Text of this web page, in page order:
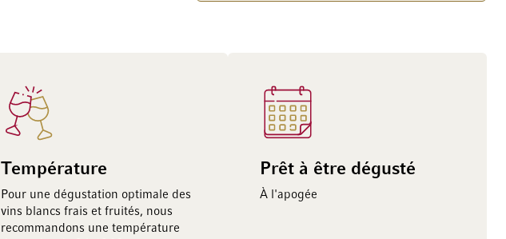
Température
Pour une dégustation optimale des
vins blancs frais et fruités, nous
recommandons une température
Prêt à être dégusté
À l'apogée